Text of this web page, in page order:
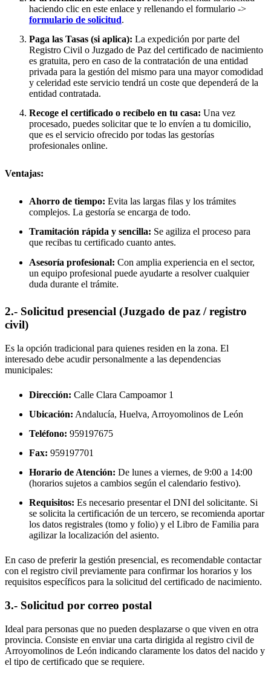
haciendo clic en este enlace y rellenando el formulario ->
formulario de solicitud.
Paga las Tasas (si aplica): La expedición por parte del
Registro Civil o Juzgado de Paz del certificado de nacimiento
es gratuita, pero en caso de la contratación de una entidad
privada para la gestión del mismo para una mayor comodidad
y celeridad este servicio tendrá un coste que dependerá de la
entidad contratada.
Recoge el certificado o recíbelo en tu casa: Una vez
procesado, puedes solicitar que te lo envíen a tu domicilio,
que es el servicio ofrecido por todas las gestorías
profesionales online.
Ventajas:
Ahorro de tiempo: Evita las largas filas y los trámites
complejos. La gestoría se encarga de todo.
Tramitación rápida y sencilla: Se agiliza el proceso para
que recibas tu certificado cuanto antes.
Asesoría profesional: Con amplia experiencia en el sector,
un equipo profesional puede ayudarte a resolver cualquier
duda durante el trámite.
2.- Solicitud presencial (Juzgado de paz / registro
civil)
Es la opción tradicional para quienes residen en la zona. El
interesado debe acudir personalmente a las dependencias
municipales:
Dirección: Calle Clara Campoamor 1
Ubicación: Andalucía, Huelva, Arroyomolinos de León
Teléfono: 959197675
Fax: 959197701
Horario de Atención: De lunes a viernes, de 9:00 a 14:00
(horarios sujetos a cambios según el calendario festivo).
Requisitos: Es necesario presentar el DNI del solicitante. Si
se solicita la certificación de un tercero, se recomienda aportar
los datos registrales (tomo y folio) y el Libro de Familia para
agilizar la localización del asiento.
En caso de preferir la gestión presencial, es recomendable contactar
con el registro civil previamente para confirmar los horarios y los
requisitos específicos para la solicitud del certificado de nacimiento.
3.- Solicitud por correo postal
Ideal para personas que no pueden desplazarse o que viven en otra
provincia. Consiste en enviar una carta dirigida al registro civil de
Arroyomolinos de León indicando claramente los datos del nacido y
el tipo de certificado que se requiere.